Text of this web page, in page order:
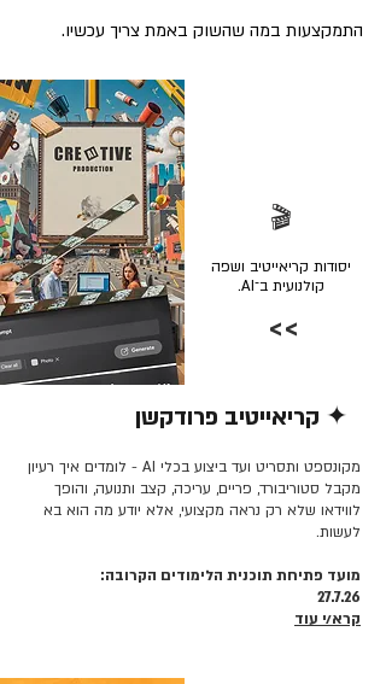
התמקצעות במה שהשוק באמת צריך עכשיו.
🎬
יסודות קריאייטיב ושפה
קולנועית ב־AI.
>>
✦ קריאייטיב פרודקשן
מקונספט ותסריט ועד ביצוע בכלי AI - לומדים איך רעיון
מקבל סטוריבורד, פריים, עריכה, קצב ותנועה, והופך
לווידאו שלא רק נראה מקצועי, אלא יודע מה הוא בא
לעשות.
מועד פתיחת תוכנית הלימודים הקרובה:
27.7.26
קרא/י עוד